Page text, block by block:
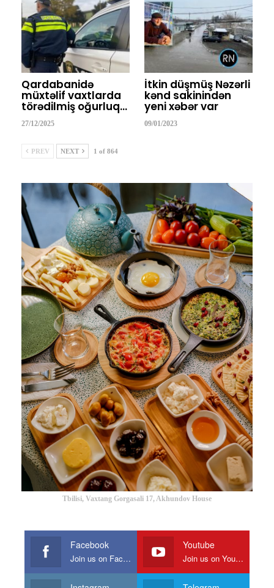
Qardabanidə
müxtəlif vaxtlarda
törədilmiş oğurluq…
27/12/2025
İtkin düşmüş Nəzərli
kənd sakinindən
yeni xəbər var
09/01/2023
PREV NEXT 1 of 864
Tbilisi, Vaxtang Gorgasali 17, Akhundov House
Facebook
Join us on Facebook
Youtube
Join us on Youtube